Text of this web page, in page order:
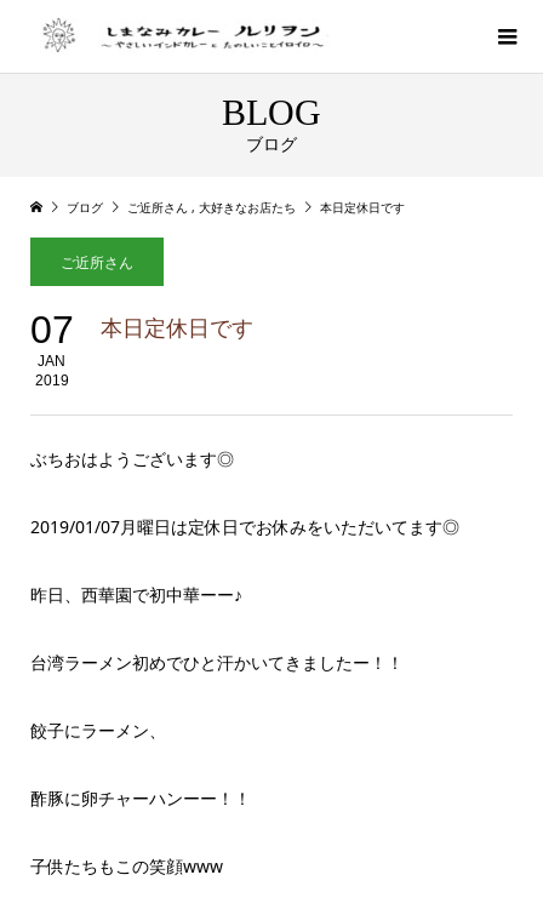
BLOG
ブログ
ブログ ご近所さん , 大好きなお店たち 本日定休日です
ご近所さん
07
JAN
2019
本日定休日です
ぶちおはようございます◎
2019/01/07月曜日は定休日でお休みをいただいてます◎
昨日、西華園で初中華ーー♪
台湾ラーメン初めでひと汗かいてきましたー！！
餃子にラーメン、
酢豚に卵チャーハンーー！！
子供たちもこの笑顔www